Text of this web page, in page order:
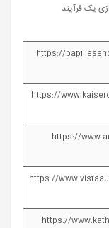
یک فرآیند
https://
https://
https://
https://
https://